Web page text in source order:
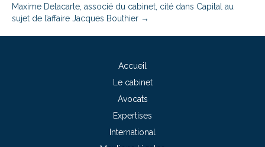
Maxime Delacarte, associé du cabinet, cité dans Capital au
sujet de l’affaire Jacques Bouthier →
Accueil
Le cabinet
Avocats
Expertises
International